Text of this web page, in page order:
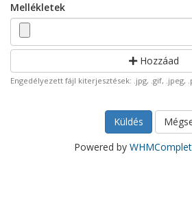
Mellékletek
Hozzáad
Engedélyezett fájl kiterjesztések: .jpg, .gif, .jpeg,
Powered by